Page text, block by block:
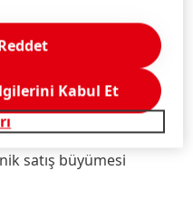
satış büyümesi ortaya
‘Hassas Bakım’
etkisiyle, güçlü bir
iş kolunda ise özellikle
çift haneli satış artışı
güçlü büyüme ile
satış büyümesi
Kabul Et